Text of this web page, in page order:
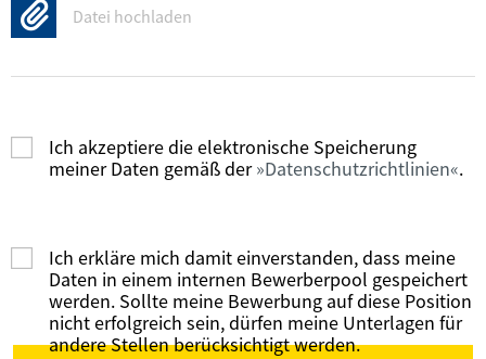
Datei hochladen
Ich akzeptiere die elektronische Speicherung
meiner Daten gemäß der Datenschutzrichtlinien .
Ich erkläre mich damit einverstanden, dass meine
Daten in einem internen Bewerberpool gespeichert
werden. Sollte meine Bewerbung auf diese Position
nicht erfolgreich sein, dürfen meine Unterlagen für
andere Stellen berücksichtigt werden.